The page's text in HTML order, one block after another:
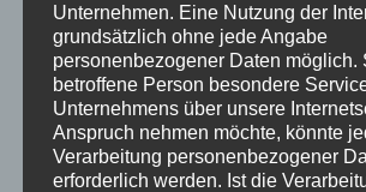
Suche
nach:
Beliebt
Unternehmen. Eine Nutzung der
grundsätzlich ohne jede Angabe
personenbezogener Daten möglich.
betroffene Person besondere
Unternehmens über unsere
Anspruch nehmen möchte, könnte
Verarbeitung personenbezogener
erforderlich werden. Ist die